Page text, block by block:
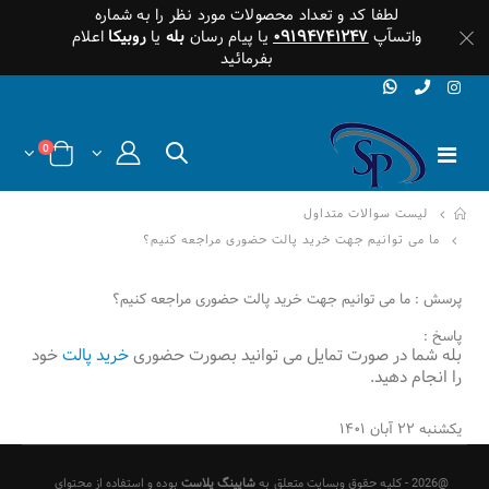
لطفا کد و تعداد محصولات مورد نظر را به شماره
واتسآپ۰۹۱۹۴۷۴۱۲۴۷ یا پیام رسان بله یاروبیکا اعلام
بفرمائید
0
لیست سوالات متداول
ما می توانیم جهت خرید پالت حضوری مراجعه کنیم؟
پرسش : ما می توانیم جهت خرید پالت حضوری مراجعه کنیم؟
پاسخ :
بله شما در صورت تمایل می توانید بصورت حضوریخرید پالتخود
را انجام دهید.
یکشنبه ۲۲ آبان ۱۴۰۱
@2026 - کلیه حقوق وبسایت متعلق به شاپینگ پلاست بوده و استفاده از محتوای